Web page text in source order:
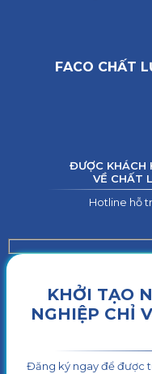
FACO CHẤT
ĐƯỢC KHÁCH
VỀ CHẤT
Hotline hỗ
KHỞI TẠO
NGHIỆP CHỈ
Đăng ký ngay để được